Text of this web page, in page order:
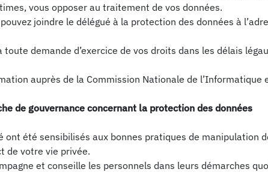
vous opposer au traitement de vos données.
joindre le délégué à la protection des données à
toute demande d’exercice de vos droits dans les délais
auprès de la Commission Nationale de l’Informatique
de gouvernance concernant la protection des données
ont été sensibilisés aux bonnes pratiques de manipulation
de votre vie privée.
et conseille les personnels dans leurs démarches